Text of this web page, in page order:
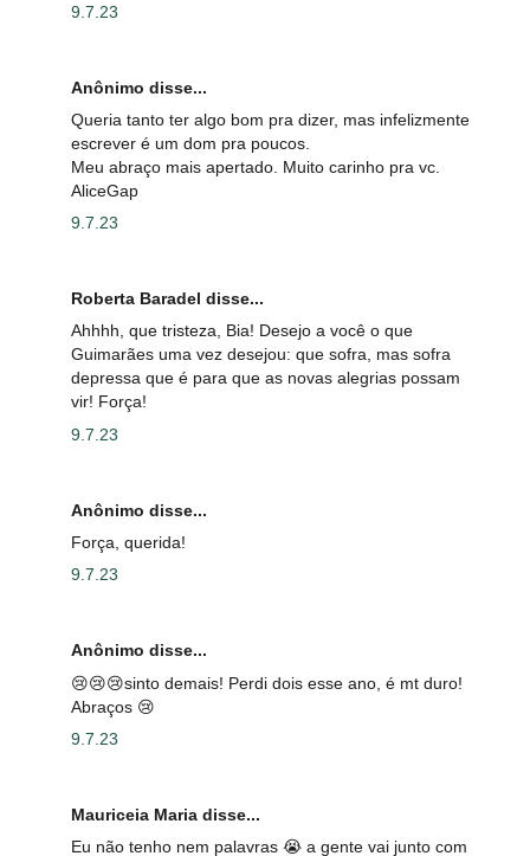
9.7.23
Anônimo disse...
Queria tanto ter algo bom pra dizer, mas infelizmente
escrever é um dom pra poucos.
Meu abraço mais apertado. Muito carinho pra vc.
AliceGap
9.7.23
Roberta Baradel disse...
Ahhhh, que tristeza, Bia! Desejo a você o que
Guimarães uma vez desejou: que sofra, mas sofra
depressa que é para que as novas alegrias possam
vir! Força!
9.7.23
Anônimo disse...
Força, querida!
9.7.23
Anônimo disse...
😢😢😢sinto demais! Perdi dois esse ano, é mt duro!
Abraços 😢
9.7.23
Mauriceia Maria disse...
Eu não tenho nem palavras 😭 a gente vai junto com